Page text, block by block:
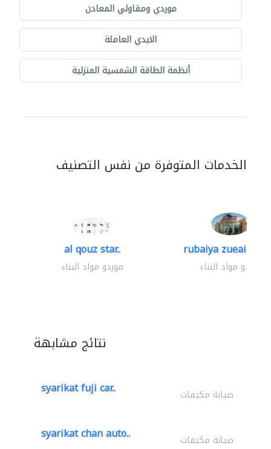
موردي ومقاولي المعادن
الايدي العاملة
أنظمة الطاقة الشمسية المنزلية
الخدمات المتوفرة من نفس التصنيف
al qouz star..
موردو مواد البناء
rubaiya zueaid
موردو مواد البناء
نتائج مشابهة
syarikat fuji car.. صيانة مكيفات
syarikat chan auto.. صيانة مكيفات